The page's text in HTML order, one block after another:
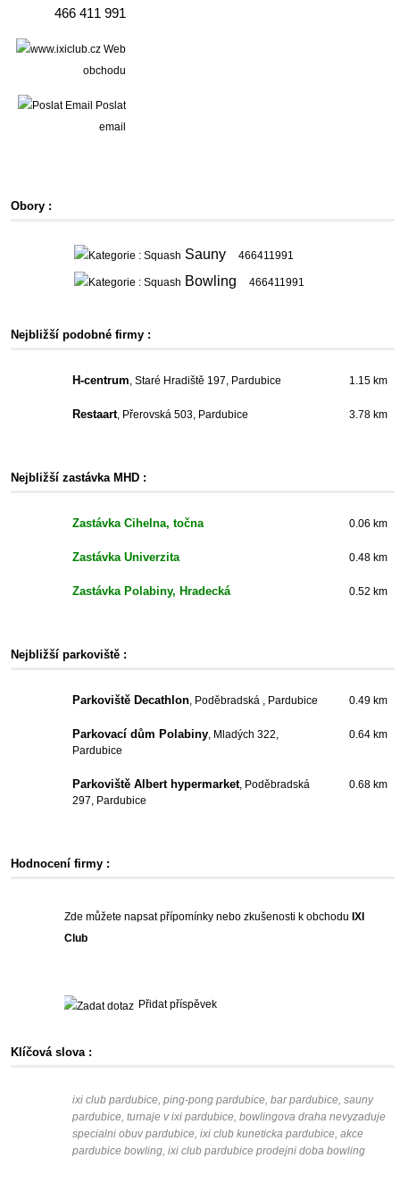
466 411 991
Web
obchodu
Poslat
email
Obory :
Sauny 466411991
Bowling 466411991
Nejbližší podobné firmy :
H-centrum, Staré Hradiště 197, Pardubice 1.15 km
Restaart, Přerovská 503, Pardubice 3.78 km
Nejbližší zastávka MHD :
Zastávka Cihelna, točna 0.06 km
Zastávka Univerzita 0.48 km
Zastávka Polabiny, Hradecká 0.52 km
Nejbližší parkoviště :
Parkoviště Decathlon, Poděbradská , Pardubice 0.49 km
Parkovací dům Polabiny, Mladých 322,
Pardubice
0.64 km
Parkoviště Albert hypermarket, Poděbradská
297, Pardubice
0.68 km
Hodnocení firmy :
Zde můžete napsat přípomínky nebo zkušenosti k obchodu IXI
Club
Přidat příspěvek
Klíčová slova :
ixi club pardubice, ping-pong pardubice, bar pardubice, sauny
pardubice, turnaje v ixi pardubice, bowlingova draha nevyzaduje
specialni obuv pardubice, ixi club kuneticka pardubice, akce
pardubice bowling, ixi club pardubice prodejni doba bowling